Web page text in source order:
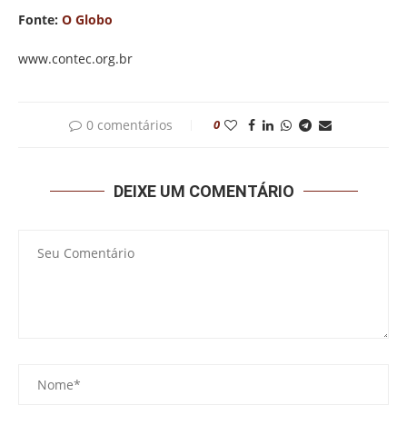
Fonte: O Globo
www.contec.org.br
0 comentários 0
DEIXE UM COMENTÁRIO